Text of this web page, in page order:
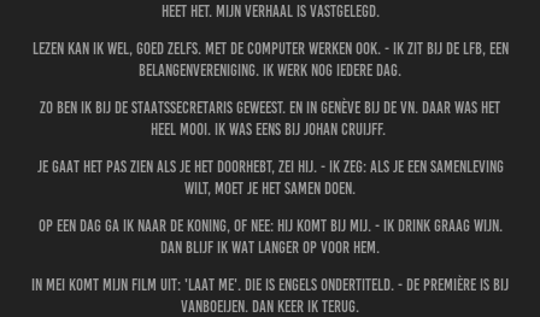
heet het. Mijn verhaal is vastgelegd.
Lezen kan ik wel, goed zelfs. Met de computer werken ook. - Ik zit bij de LFB, een
belangenvereniging. Ik werk nog iedere dag.
Zo ben ik bij de staatssecretaris geweest. En in Genève bij de VN. Daar was het
heel mooi. Ik was eens bij Johan Cruijff.
Je gaat het pas zien als je het doorhebt, zei hij. - Ik zeg: als je een samenleving
wilt, moet je het samen doen.
Op een dag ga ik naar de koning, of nee: hij komt bij mij. - Ik drink graag wijn.
Dan blijf ik wat langer op voor hem.
In mei komt mijn film uit: 'Laat me'. Die is Engels ondertiteld. - De première is bij
Vanboeijen. Dan keer ik terug.